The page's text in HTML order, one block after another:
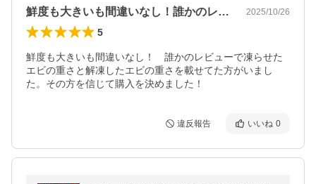
鮮度も大きいも間違いなし！誰かのレビュ… 2025/10/26
5
鮮度も大きいも間違いなし！　誰かのレビューで凍らせた
エビの重さと解凍したエビの重さを載せてた方がいまし
た。その方を信じて購入を決めました！
違反報告 いいね 0